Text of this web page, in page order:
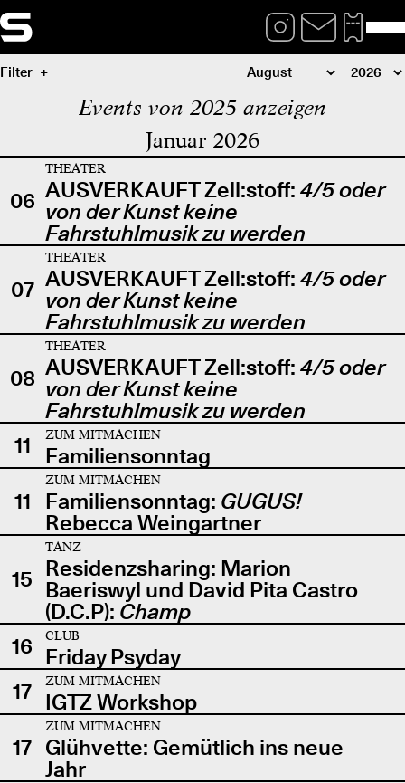
Filter
Events von 2025 anzeigen
Januar 2026
06
THEATER
AUSVERKAUFT Zell:stoff: 4/5 oder
von der Kunst keine
Fahrstuhlmusik zu werden
07
THEATER
AUSVERKAUFT Zell:stoff: 4/5 oder
von der Kunst keine
Fahrstuhlmusik zu werden
08
THEATER
AUSVERKAUFT Zell:stoff: 4/5 oder
von der Kunst keine
Fahrstuhlmusik zu werden
11
ZUM MITMACHEN
Familiensonntag
11
ZUM MITMACHEN
Familiensonntag: GUGUS!
Rebecca Weingartner
15
TANZ
Residenzsharing: Marion
Baeriswyl und David Pita Castro
(D.C.P): Champ
16
CLUB
Friday Psyday
17
ZUM MITMACHEN
IGTZ Workshop
17
ZUM MITMACHEN
Glühvette: Gemütlich ins neue
Jahr